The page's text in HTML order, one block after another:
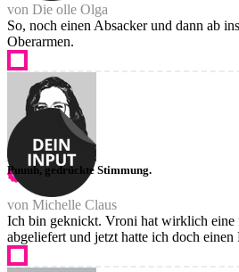
von Die olle Olga
So, noch einen Absacker und dann ab
Oberarmen.
Puuuh, gedrückte Stimmung.
von Michelle Claus
Ich bin geknickt. Vroni hat wirklich eine
abgeliefert und jetzt hatte ich doch